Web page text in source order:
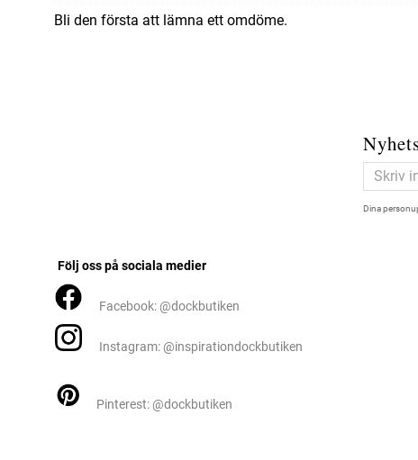
Bli den första att lämna ett omdöme.
Dina
Följ oss på sociala medier
Facebook: @dockbutiken
Instagram: @inspirationdockbutiken
Pinterest: @dockbutiken